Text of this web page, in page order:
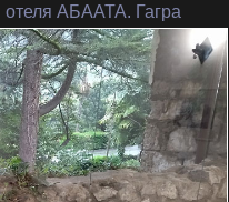
отеля АБААТА. Гагра